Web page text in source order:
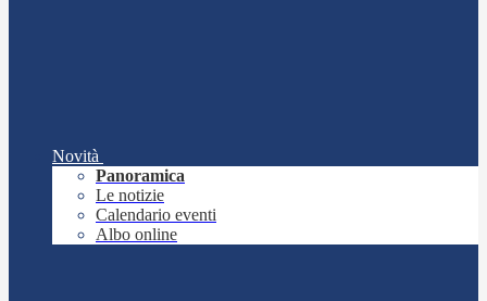
Novità
Panoramica
Le notizie
Calendario eventi
Albo online